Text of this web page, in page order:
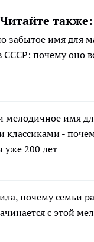
Читайте также:
забытое имя для
почему оно
мелодичное имя
классиками -
уже 200 лет
почему семьи
с этой